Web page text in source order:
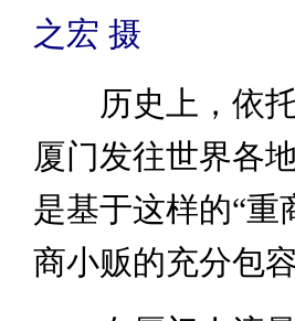
之宏 摄
历史上，依托
厦门发往世界各
是基于这样的“重
商小贩的充分包容